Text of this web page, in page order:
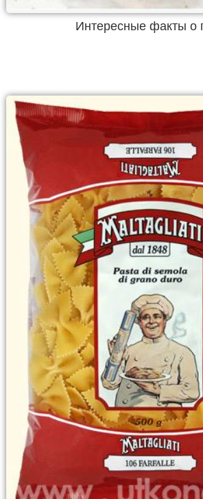
Интересные факты о